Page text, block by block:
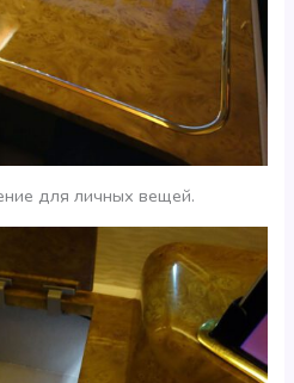
для личных вещей.